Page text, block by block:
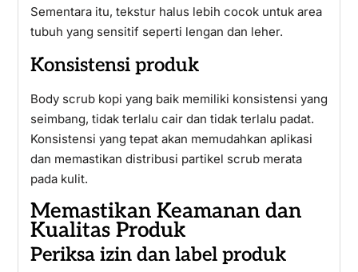
Sementara itu, tekstur halus lebih cocok untuk area
tubuh yang sensitif seperti lengan dan leher.
Konsistensi produk
Body scrub kopi yang baik memiliki konsistensi yang
seimbang, tidak terlalu cair dan tidak terlalu padat.
Konsistensi yang tepat akan memudahkan aplikasi
dan memastikan distribusi partikel scrub merata
pada kulit.
Memastikan Keamanan dan
Kualitas Produk
Periksa izin dan label produk